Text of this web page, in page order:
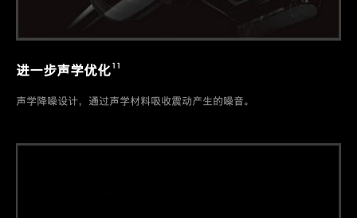
进一步声学优化11
声学降噪设计，通过声学材料吸收震动产生的噪音。